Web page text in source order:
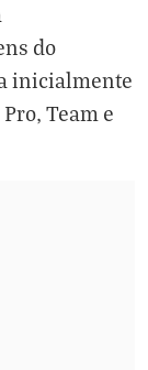
do
inicialmente
Team e